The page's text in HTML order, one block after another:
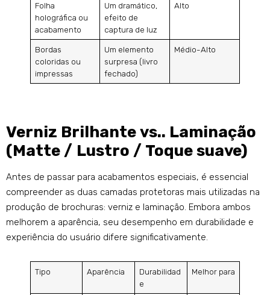
Folha
holográfica ou
acabamento
Um dramático,
efeito de
captura de luz
Alto
Bordas
coloridas ou
impressas
Um elemento
surpresa (livro
fechado)
Médio-Alto
Verniz Brilhante vs.. Laminação
(Matte / Lustro / Toque suave)
Antes de passar para acabamentos especiais, é essencial
compreender as duas camadas protetoras mais utilizadas na
produção de brochuras: verniz e laminação. Embora ambos
melhorem a aparência, seu desempenho em durabilidade e
experiência do usuário difere significativamente.
Tipo Aparência
Durabilidad
e
Melhor para